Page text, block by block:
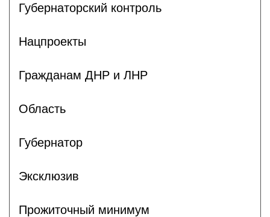
Губернаторский контроль
Нацпроекты
Гражданам ДНР и ЛНР
Область
Губернатор
Эксклюзив
Прожиточный минимум